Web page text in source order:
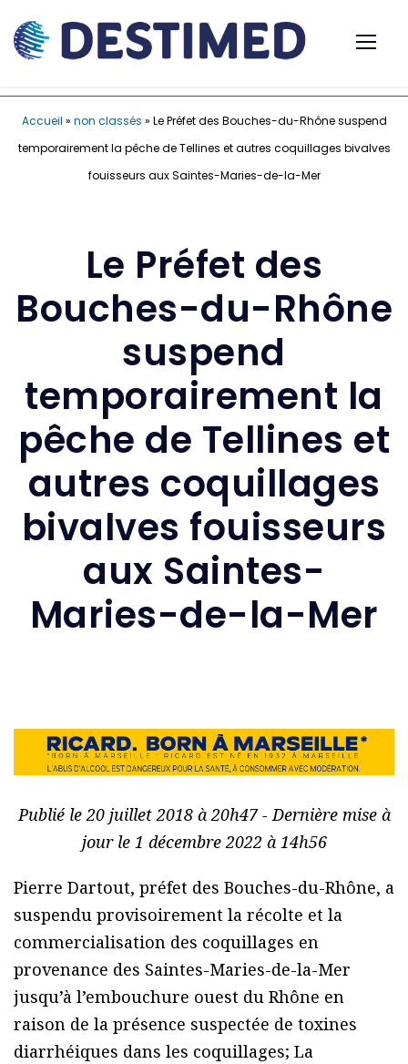
Accueil » non classés » Le Préfet des Bouches-du-Rhône suspend
temporairement la pêche de Tellines et autres coquillages bivalves
fouisseurs aux Saintes-Maries-de-la-Mer
Le Préfet des
Bouches-du-Rhône
suspend
temporairement la
pêche de Tellines et
autres coquillages
bivalves fouisseurs
aux Saintes-
Maries-de-la-Mer
Publié le 20 juillet 2018 à 20h47 - Dernière mise à
jour le 1 décembre 2022 à 14h56
Pierre Dartout, préfet des Bouches-du-Rhône, a
suspendu provisoirement la récolte et la
commercialisation des coquillages en
provenance des Saintes-Maries-de-la-Mer
jusqu’à l’embouchure ouest du Rhône en
raison de la présence suspectée de toxines
diarrhéiques dans les coquillages; La